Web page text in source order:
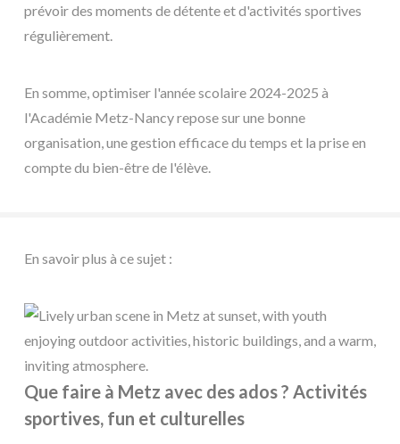
prévoir des moments de détente et d'activités sportives
régulièrement.
En somme, optimiser l'année scolaire 2024-2025 à
l'Académie Metz-Nancy repose sur une bonne
organisation, une gestion efficace du temps et la prise en
compte du bien-être de l'élève.
En savoir plus à ce sujet :
Que faire à Metz avec des ados ? Activités
sportives, fun et culturelles